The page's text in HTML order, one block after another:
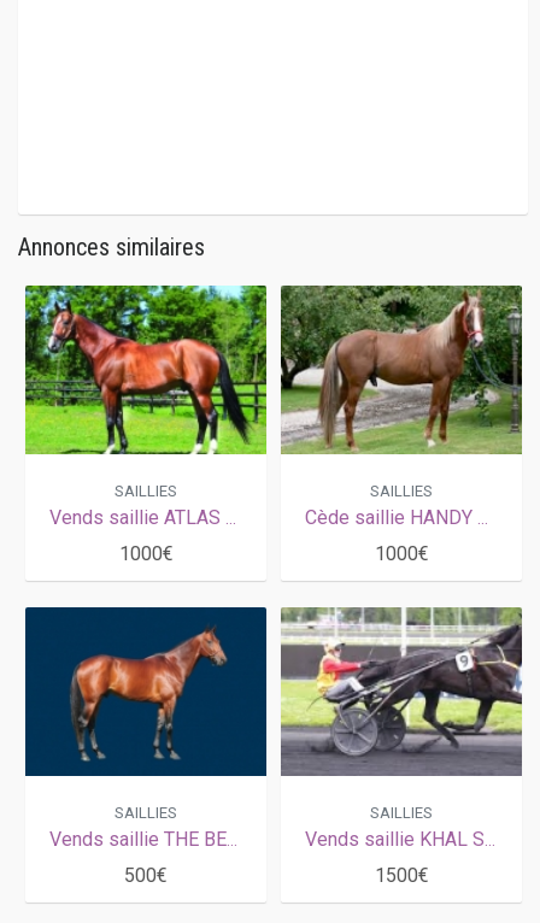
Annonces similaires
SAILLIES
Vends saillie ATLAS DE JOUDES (Ready Cash - Queschua Love par Love You)
1000€
SAILLIES
Cède saillie HANDY BOURBON (Kaisy Dream - Vendetta Bourbon par Love You)
1000€
SAILLIES
Vends saillie THE BEST MADRIK ( Coktail Jet- Lady Madrik par Biesolo)
500€
SAILLIES
Vends saillie KHAL S FELLA (Ready Cash - Anastasia Fella par Goetmals Wood)
1500€